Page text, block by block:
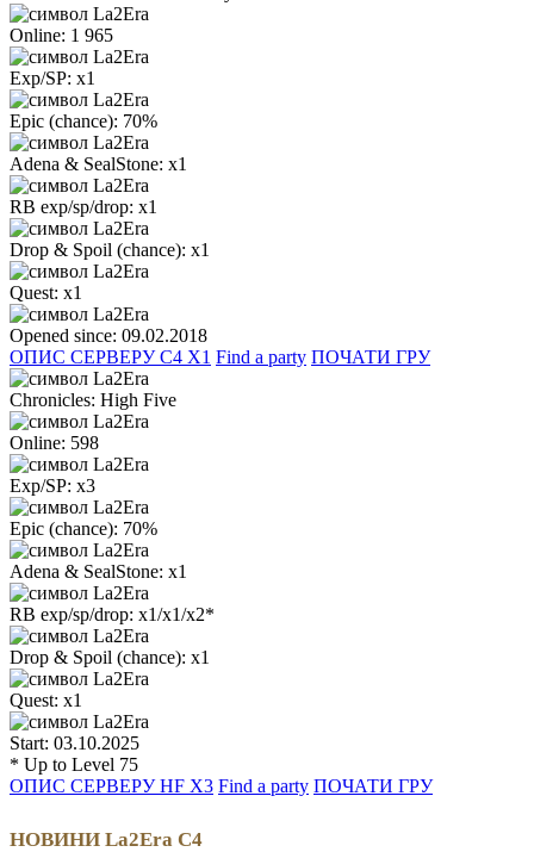
Online: 1 965
Exp/SP: x1
Epic (chance): 70%
Adena & SealStone: x1
RB exp/sp/drop: х1
Drop & Spoil (chance): х1
Quest: x1
Opened since: 09.02.2018
ОПИС СЕРВЕРУ C4 X1 Find a party ПОЧАТИ ГРУ
Chronicles: High Five
Online: 598
Exp/SP: x3
Epic (chance): 70%
Adena & SealStone: x1
RB exp/sp/drop: x1/x1/х2*
Drop & Spoil (chance): х1
Quest: x1
Start: 03.10.2025
* Up to Level 75
ОПИС СЕРВЕРУ HF X3 Find a party ПОЧАТИ ГРУ
НОВИНИ La2Era C4